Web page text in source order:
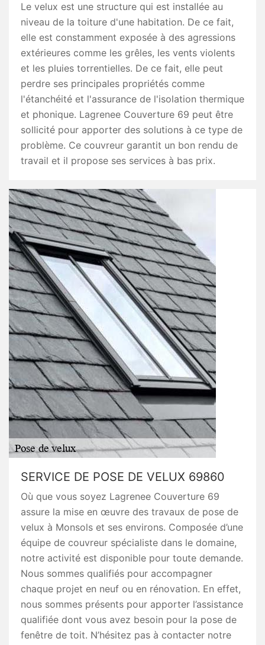
Le velux est une structure qui est installée au
niveau de la toiture d'une habitation. De ce fait,
elle est constamment exposée à des agressions
extérieures comme les grêles, les vents violents
et les pluies torrentielles. De ce fait, elle peut
perdre ses principales propriétés comme
l'étanchéité et l'assurance de l'isolation thermique
et phonique. Lagrenee Couverture 69 peut être
sollicité pour apporter des solutions à ce type de
problème. Ce couvreur garantit un bon rendu de
travail et il propose ses services à bas prix.
SERVICE DE POSE DE VELUX 69860
Où que vous soyez Lagrenee Couverture 69
assure la mise en œuvre des travaux de pose de
velux à Monsols et ses environs. Composée d’une
équipe de couvreur spécialiste dans le domaine,
notre activité est disponible pour toute demande.
Nous sommes qualifiés pour accompagner
chaque projet en neuf ou en rénovation. En effet,
nous sommes présents pour apporter l’assistance
qualifiée dont vous avez besoin pour la pose de
fenêtre de toit. N’hésitez pas à contacter notre